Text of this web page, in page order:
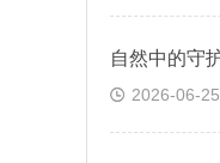
2026-06-25